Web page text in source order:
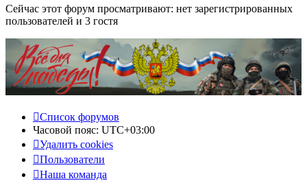
Сейчас этот форум просматривают: нет зарегистрированных
пользователей и 3 гостя
Список форумов
Часовой пояс: UTC+03:00
Удалить cookies
Пользователи
Наша команда